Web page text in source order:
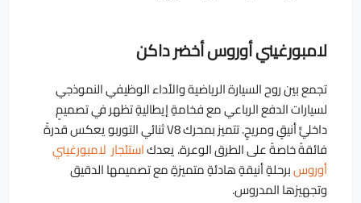
لامبورغيني أوروس أخضر داكن
تجمع بين روح السيارة الرياضية والأداء الوظيفي النموذجي
لسيارات الدفع الرباعي مع فخامةٍ إيطاليةٍ تظهر في تصميمٍ
داخليٍّ أنيقٍ ومريحٍ. تتميز بمحرك V8 ثنائي التوربو يعكس قدرةً
فائقةً خاصةً على الطرق الوعرة. يعدكاستئجار لامبورغيني
أوروسبرحلةٍ أنيقةٍ هادئةٍ متميزةٍ مع تصميمها الدقيق
وتجهيزها المدروس.